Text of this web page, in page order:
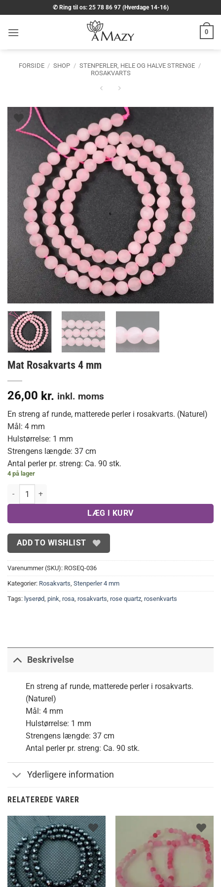
til
indhold
✆ Ring til os: 25 78 86 97 (Hverdage 14-16)
0
FORSIDE / SHOP / STENPERLER, HELE OG HALVE STRENGE /
ROSAKVARTS
Mat Rosakvarts 4 mm
26,00 kr. inkl. moms
En streng af runde, matterede perler i rosakvarts. (Naturel)
Mål: 4 mm
Hulstørrelse: 1 mm
Strengens længde: 37 cm
Antal perler pr. streng: Ca. 90 stk.
4 på lager
Mat Rosakvarts 4 mm antal
LÆG I KURV
ADD TO WISHLIST
Varenummer (SKU): ROSEQ-036
Kategorier: Rosakvarts, Stenperler 4 mm
Tags: lyserød, pink, rosa, rosakvarts, rose quartz, rosenkvarts
Beskrivelse
En streng af runde, matterede perler i rosakvarts.
(Naturel)
Mål: 4 mm
Hulstørrelse: 1 mm
Strengens længde: 37 cm
Antal perler pr. streng: Ca. 90 stk.
Yderligere information
RELATEREDE VARER